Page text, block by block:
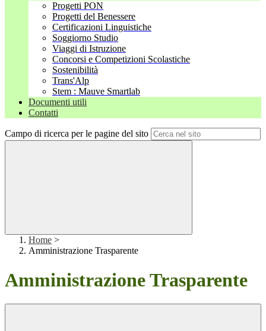
Progetti PON
Progetti del Benessere
Certificazioni Linguistiche
Soggiorno Studio
Viaggi di Istruzione
Concorsi e Competizioni Scolastiche
Sostenibilità
Trans'Alp
Stem : Mauve Smartlab
Documenti utili
Contatti
Campo di ricerca per le pagine del sito
Home >
Amministrazione Trasparente
Amministrazione Trasparente